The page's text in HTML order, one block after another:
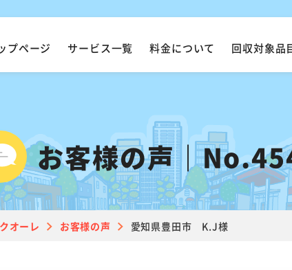
プページ サービス一覧 料金について 回収対象品
お客様の声｜
オーレ お客様の声 愛知県豊田市 K.J様